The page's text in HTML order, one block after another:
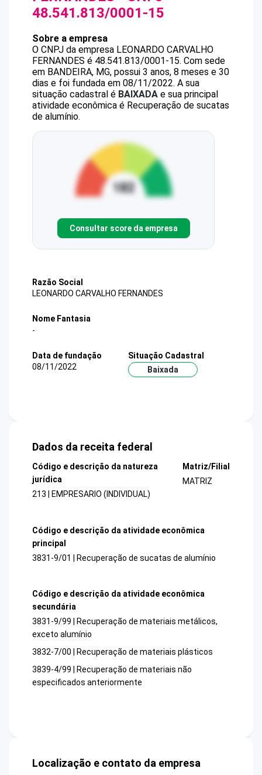
48.541.813/0001-15
Sobre a empresa
O CNPJ da empresa LEONARDO CARVALHO
FERNANDES é 48.541.813/0001-15. Com sede
em BANDEIRA, MG, possui 3 anos, 8 meses e 30
dias e foi fundada em 08/11/2022. A sua
situação cadastral é BAIXADA e sua principal
atividade econômica é Recuperação de sucatas
de alumínio.
Consultar score da empresa
Razão Social
LEONARDO CARVALHO FERNANDES
Nome Fantasia
-
Data de fundação
08/11/2022
Situação Cadastral
Baixada
Dados da receita federal
Código e descrição da natureza
jurídica
213 | EMPRESARIO (INDIVIDUAL)
Matriz/Filial
MATRIZ
Código e descrição da atividade econômica
principal
3831-9/01 | Recuperação de sucatas de alumínio
Código e descrição da atividade econômica
secundária
3831-9/99 | Recuperação de materiais metálicos,
exceto alumínio
3832-7/00 | Recuperação de materiais plásticos
3839-4/99 | Recuperação de materiais não
especificados anteriormente
Localização e contato da empresa